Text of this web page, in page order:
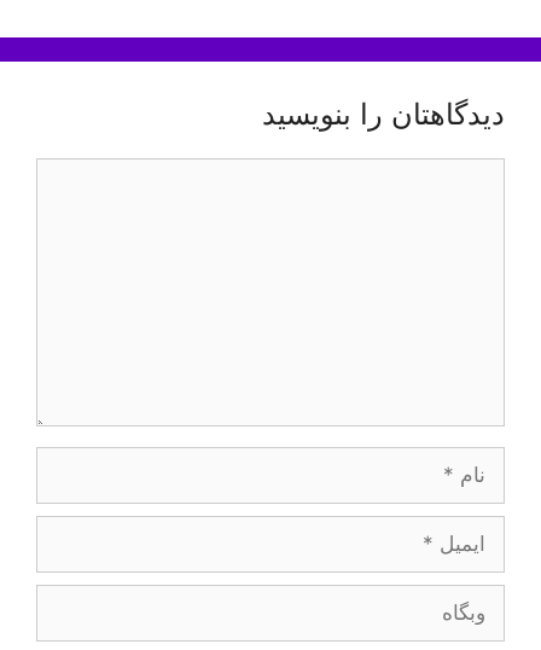
دیدگاهتان را بنویسید
وبگاه